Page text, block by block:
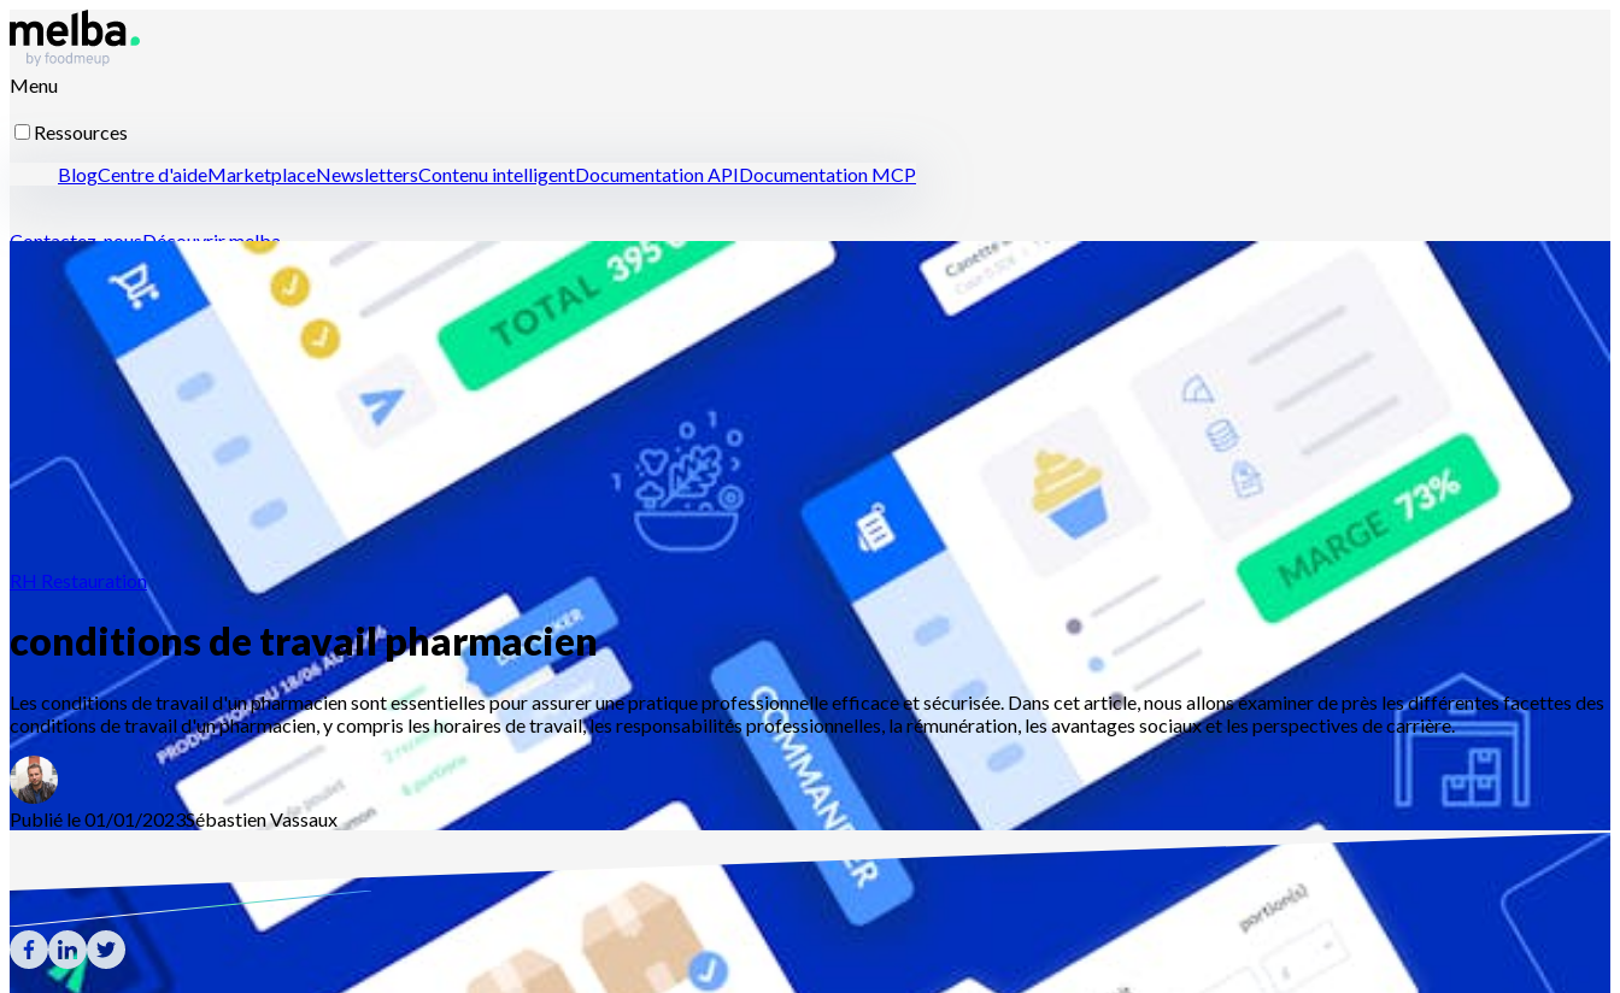
Menu
Ressources
BlogCentre d'aideMarketplaceNewslettersContenu intelligentDocumentation APIDocumentation MCP
Contactez-nousDécouvrir melba
RH Restauration
conditions de travail pharmacien
Les conditions de travail d'un pharmacien sont essentielles pour assurer une pratique professionnelle efficace et sécurisée. Dans cet article, nous allons examiner de près les différentes facettes des
conditions de travail d'un pharmacien, y compris les horaires de travail, les responsabilités professionnelles, la rémunération, les avantages sociaux et les perspectives de carrière.
Publié le 01/01/2023SébastienVassaux